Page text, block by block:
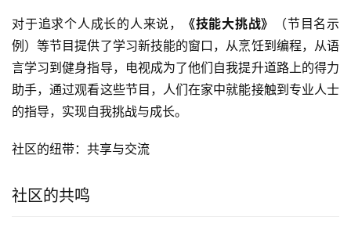
对于追求个人成长的人来说， 《技能大挑战》
（节目名示
例）等节目提供了学习新技能的窗口，从烹饪到编程，从语
言学习到健身指导，电视成为了他们自我提升道路上的得力
助手，通过观看这些节目，人们在家中就能接触到专业人士
的指导，实现自我挑战与成长。
社区的纽带：共享与交流
社区的共鸣